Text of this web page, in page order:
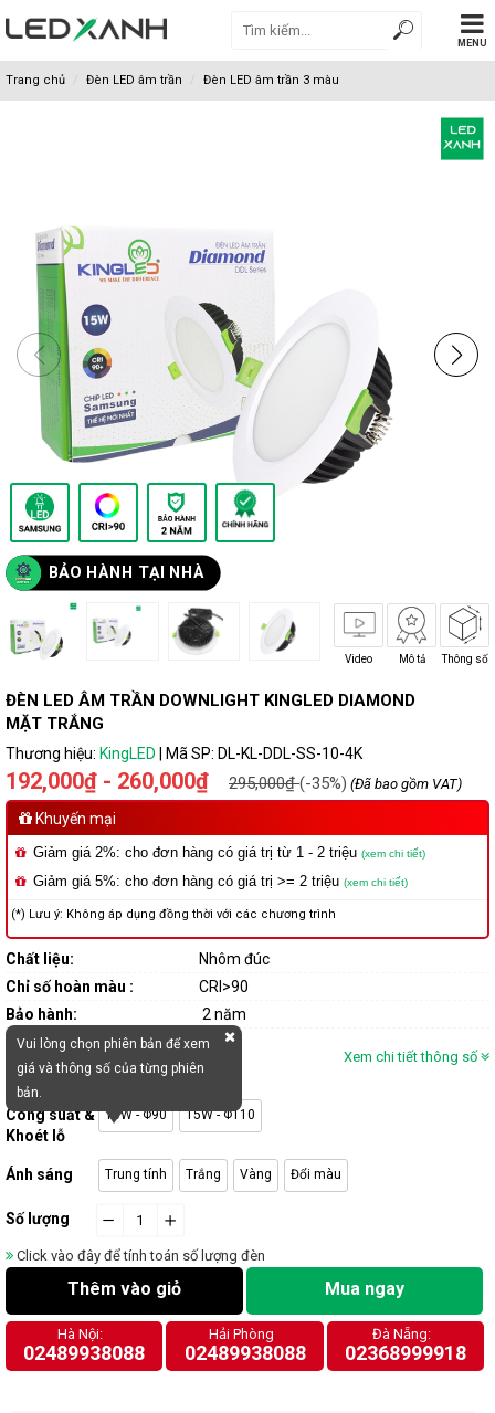
MENU
Trang chủ Đèn LED âm trần Đèn LED âm trần 3 màu
BẢO HÀNH TẠI NHÀ
Video Mô tả Thông số
ĐÈN LED ÂM TRẦN DOWNLIGHT KINGLED DIAMOND
MẶT TRẮNG
Thương hiệu: KingLED Mã SP: DL-KL-DDL-SS-10-4K
192,000₫ - 260,000₫ 295,000₫(-35%) (Đã bao gồm VAT)
Khuyến mại
Giảm giá 2%: cho đơn hàng có giá trị từ 1 - 2 triệu (xem chi tiết)
Giảm giá 5%: cho đơn hàng có giá trị >= 2 triệu (xem chi tiết)
(*) Lưu ý: Không áp dụng đồng thời với các chương trình
Chất liệu:
Nhôm đúc
Chỉ số hoàn màu :
CRI>90
Bảo hành:
2 năm
Xem chi tiết thông số
Vui lòng chọn phiên bản để xem
giá và thông số của từng phiên
bản.
Công suất &
Khoét lỗ
10W - Φ90 15W - Φ110
Ánh sáng Trung tính Trắng Vàng Đổi màu
Số lượng
Click vào đây để tính toán số lượng đèn
Thêm vào giỏ Mua ngay
Hà Nội:
02489938088
Hải Phòng
02489938088
Đà Nẵng:
02368999918